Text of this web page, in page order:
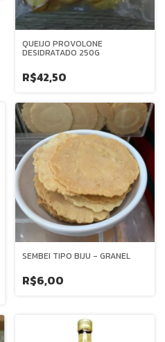
QUEIJO PROVOLONE
DESIDRATADO 250G
R$42,50
SEMBEI TIPO BIJU - GRANEL
R$6,00